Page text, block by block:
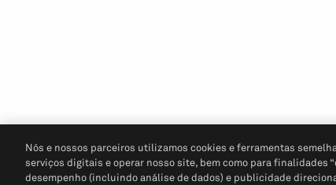
Nós e nossos parceiros utilizamos cookies e ferramentas
serviços digitais e operar nosso site, bem como para finalidades
desempenho (incluindo análise de dados) e publicidade